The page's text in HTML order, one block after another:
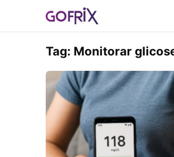
Tag: Monitorar